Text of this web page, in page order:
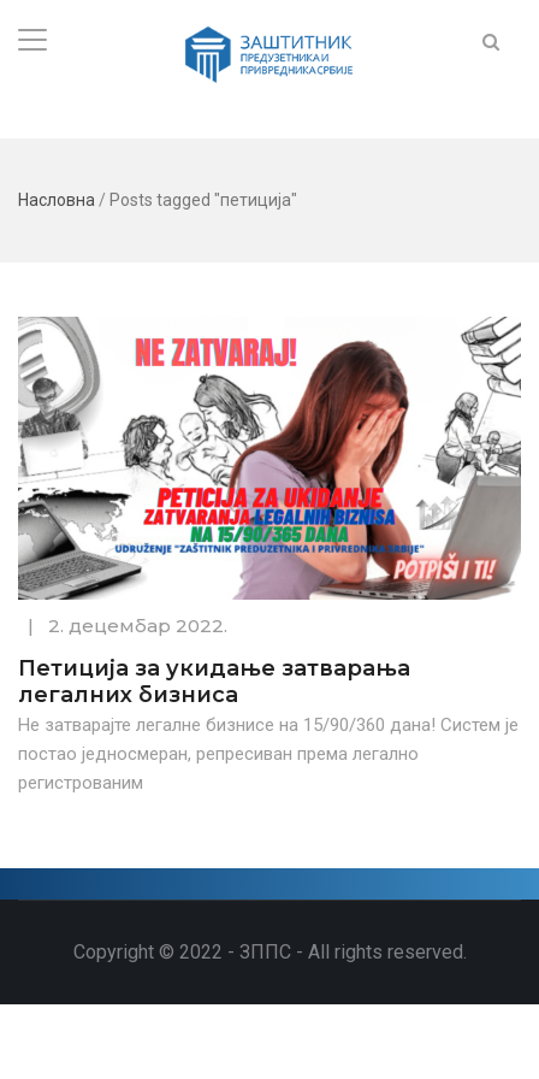
Насловна / Posts tagged "петиција"
| 2. децембар 2022.
Петиција за укидање затварања
легалних бизниса
Не затварајте легалне бизнисе на 15/90/360 дана! Систем је
постао једносмеран, репресиван према легално
регистрованим
Copyright © 2022 - ЗППС - All rights reserved.